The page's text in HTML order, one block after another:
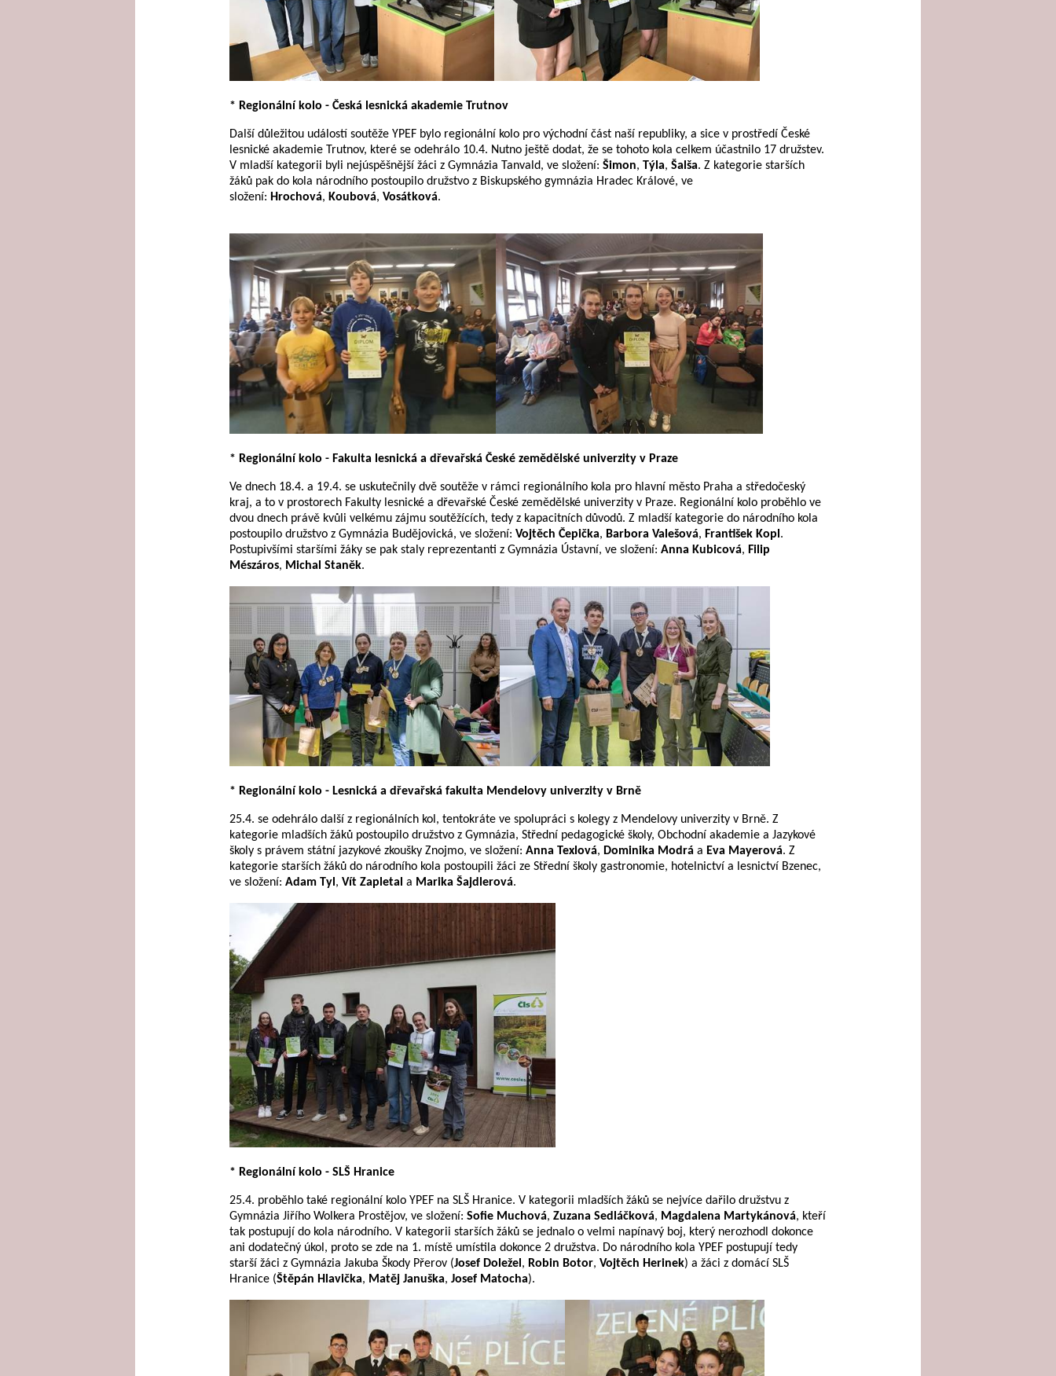
* Regionální kolo - Česká lesnická akademie Trutnov
Další důležitou událostí soutěže YPEF bylo regionální kolo pro východní část naší republiky, a sice v prostředí České
lesnické akademie Trutnov, které se odehrálo 10.4. Nutno ještě dodat, že se tohoto kola celkem účastnilo 17 družstev.
V mladší kategorii byli nejúspěšnější žáci z Gymnázia Tanvald, ve složení: Šimon, Týla, Šalša. Z kategorie starších
žáků pak do kola národního postoupilo družstvo z Biskupského gymnázia Hradec Králové, ve
složení: Hrochová, Koubová, Vosátková.
* Regionální kolo - Fakulta lesnická a dřevařská České zemědělské univerzity v Praze
Ve dnech 18.4. a 19.4. se uskutečnily dvě soutěže v rámci regionálního kola pro hlavní město Praha a středočeský
kraj, a to v prostorech Fakulty lesnické a dřevařské České zemědělské univerzity v Praze. Regionální kolo proběhlo ve
dvou dnech právě kvůli velkému zájmu soutěžících, tedy z kapacitních důvodů. Z mladší kategorie do národního kola
postoupilo družstvo z Gymnázia Budějovická, ve složení: Vojtěch Čepička, Barbora Valešová, František Kopl.
Postupivšími staršími žáky se pak staly reprezentanti z Gymnázia Ústavní, ve složení: Anna Kubicová, Filip
Mészáros, Michal Staněk.
* Regionální kolo - Lesnická a dřevařská fakulta Mendelovy univerzity v Brně
25.4. se odehrálo další z regionálních kol, tentokráte ve spolupráci s kolegy z Mendelovy univerzity v Brně. Z
kategorie mladších žáků postoupilo družstvo z Gymnázia, Střední pedagogické školy, Obchodní akademie a Jazykové
školy s právem státní jazykové zkoušky Znojmo, ve složení: Anna Texlová, Dominika Modrá a Eva Mayerová. Z
kategorie starších žáků do národního kola postoupili žáci ze Střední školy gastronomie, hotelnictví a lesnictví Bzenec,
ve složení: Adam Tyl, Vít Zapletal a Marika Šajdlerová.
* Regionální kolo - SLŠ Hranice
25.4. proběhlo také regionální kolo YPEF na SLŠ Hranice. V kategorii mladších žáků se nejvíce dařilo družstvu z
Gymnázia Jiřího Wolkera Prostějov, ve složení: Sofie Muchová, Zuzana Sedláčková, Magdalena Martykánová, kteří
tak postupují do kola národního. V kategorii starších žáků se jednalo o velmi napínavý boj, který nerozhodl dokonce
ani dodatečný úkol, proto se zde na 1. místě umístila dokonce 2 družstva. Do národního kola YPEF postupují tedy
starší žáci z Gymnázia Jakuba Škody Přerov (Josef Doležel, Robin Botor, Vojtěch Herinek) a žáci z domácí SLŠ
Hranice (Štěpán Hlavička, Matěj Januška, Josef Matocha).